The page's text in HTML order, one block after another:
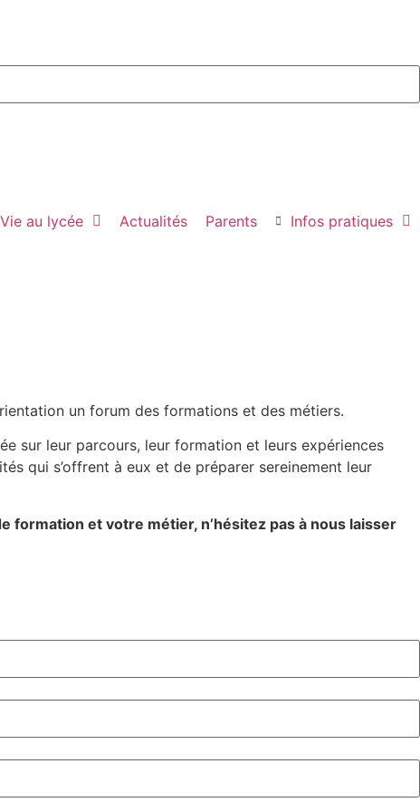
Vie au lycée Actualités Parents Infos pratiques
un forum des formations et des métiers.
sur leur parcours, leur formation et leurs expériences
qui s’offrent à eux et de préparer sereinement leur
et votre métier, n’hésitez pas à nous laisser